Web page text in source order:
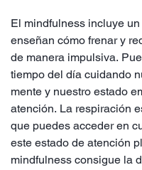
El mindfulness incluye
enseñan cómo frenar y
de manera impulsiva.
tiempo del día cuidando
mente y nuestro estado
atención. La respiración
que puedes acceder en
este estado de atención
mindfulness consigue la